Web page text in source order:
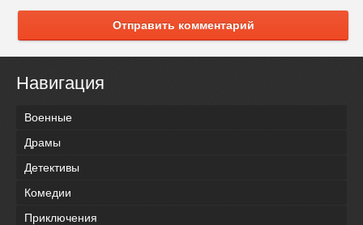
Отправить комментарий
Навигация
Военные
Драмы
Детективы
Комедии
Приключения